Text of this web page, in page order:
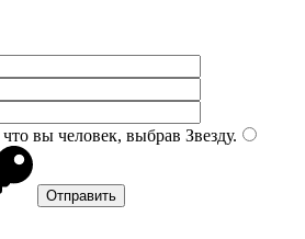
вы человек, выбрав Звезду.